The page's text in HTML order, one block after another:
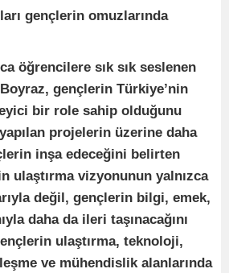
gençlerin omuzlarında
öğrencilere sık sık seslenen
Boyraz, gençlerin Türkiye’nin
bir role sahip olduğunu
projelerin üzerine daha
inşa edeceğini belirten
ulaştırma vizyonunun yalnızca
değil, gençlerin bilgi, emek,
daha da ileri taşınacağını
ulaştırma, teknoloji,
ve mühendislik alanlarında